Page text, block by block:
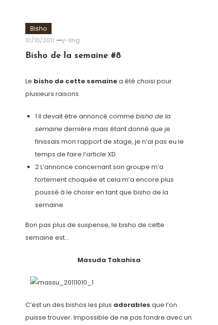
Bisho
10/10/2011
y-ling
Bisho de la semaine #8
Le bisho de cette semainea été choisi pour
plusieurs raisons
1 Il devait être annoncé comme bisho de la
semainedernière mais étant donné que je
finissais mon rapport de stage, je n’ai pas eu le
temps de faire l’article XD
2 L’annonce concernant son groupe m’a
fortement choquée et cela m’a encore plus
poussé à le choisir en tant que bisho de la
semaine
Bon pas plus de suspense, le bisho de cette
semaine est…
Masuda Takahisa
C’est un des bishos les plus adorables que l’on
puisse trouver. Impossible de ne pas fondre avec un